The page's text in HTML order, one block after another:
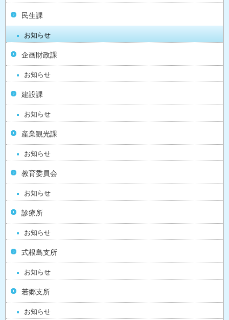
民生課
お知らせ
企画財政課
お知らせ
建設課
お知らせ
産業観光課
お知らせ
教育委員会
お知らせ
診療所
お知らせ
式根島支所
お知らせ
若郷支所
お知らせ